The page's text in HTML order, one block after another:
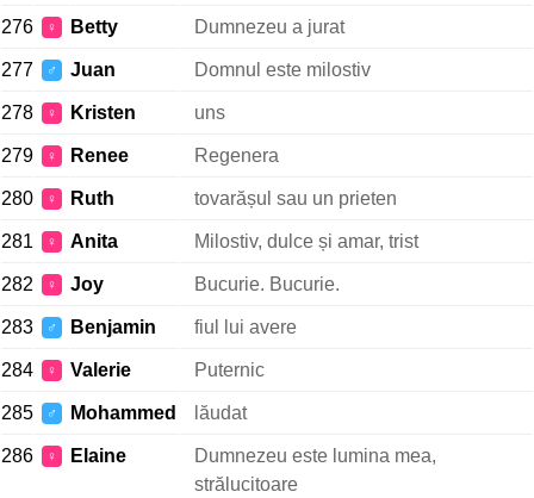
276 ♀ Betty Dumnezeu a jurat
277 ♂ Juan Domnul este milostiv
278 ♀ Kristen uns
279 ♀ Renee Regenera
280 ♀ Ruth tovarășul sau un prieten
281 ♀ Anita Milostiv, dulce și amar, trist
282 ♀ Joy Bucurie. Bucurie.
283 ♂ Benjamin fiul lui avere
284 ♀ Valerie Puternic
285 ♂ Mohammed lăudat
286 ♀ Elaine
Dumnezeu este lumina mea,
strălucitoare